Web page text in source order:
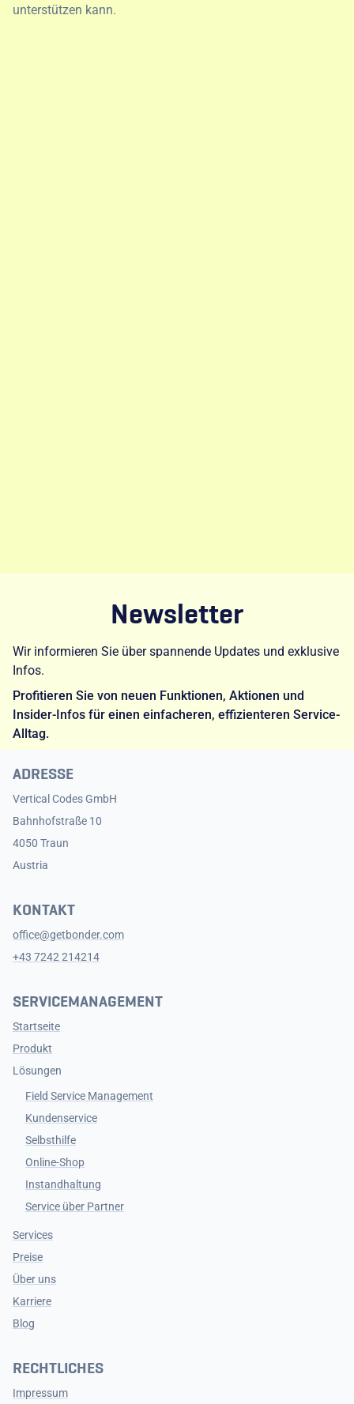
unterstützen kann.
Newsletter
Wir informieren Sie über spannende Updates und exklusive
Infos.
Profitieren Sie von neuen Funktionen, Aktionen und
Insider-Infos für einen einfacheren, effizienteren Service-
Alltag.
ADRESSE
Vertical Codes GmbH
Bahnhofstraße 10
4050 Traun
Austria
KONTAKT
office@getbonder.com
+43 7242 214214
SERVICEMANAGEMENT
Startseite
Produkt
Lösungen
Field Service Management
Kundenservice
Selbsthilfe
Online-Shop
Instandhaltung
Service über Partner
Services
Preise
Über uns
Karriere
Blog
RECHTLICHES
Impressum